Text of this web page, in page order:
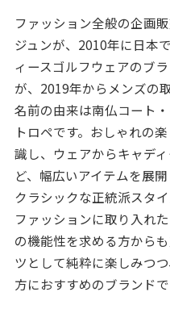
ファッション全般の企画
ジュンが、2010年に日本
ィースゴルフウェアのブ
が、2019年からメンズの
名前の由来は南仏コート
トロペです。おしゃれの
識し、ウェアからキャデ
ど、幅広いアイテムを展開
クラシックな正統派スタ
ファッションに取り入れ
の機能性を求める方から
ツとして純粋に楽しみつ
方におすすめのブランドで